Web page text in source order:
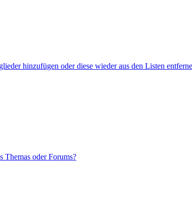
hinzufügen oder diese wieder aus den Listen
Themas oder Forums?